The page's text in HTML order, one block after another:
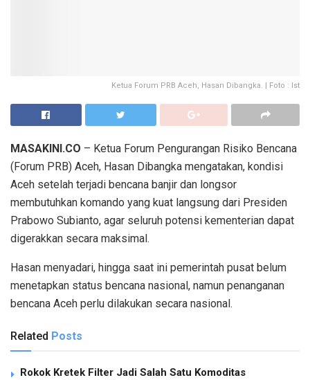
Ketua Forum PRB Aceh, Hasan Dibangka. | Foto : Ist
MASAKINI.CO – Ketua Forum Pengurangan Risiko Bencana
(Forum PRB) Aceh, Hasan Dibangka mengatakan, kondisi
Aceh setelah terjadi bencana banjir dan longsor
membutuhkan komando yang kuat langsung dari Presiden
Prabowo Subianto, agar seluruh potensi kementerian dapat
digerakkan secara maksimal.
Hasan menyadari, hingga saat ini pemerintah pusat belum
menetapkan status bencana nasional, namun penanganan
bencana Aceh perlu dilakukan secara nasional.
Related Posts
Rokok Kretek Filter Jadi Salah Satu Komoditas